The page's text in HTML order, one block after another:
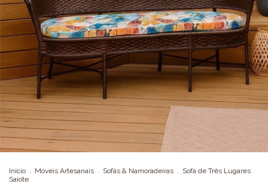
Início Móveis Artesanais Sofás & Namoradeiras
Sofá de Três Lugares
Saiote